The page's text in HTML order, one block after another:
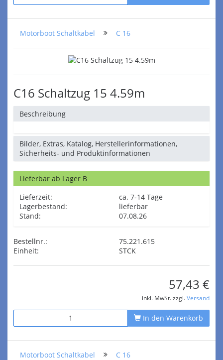
Motorboot Schaltkabel C 16
C16 Schaltzug 15 4.59m
Beschreibung
Bilder, Extras, Katalog, Herstellerinformationen,
Sicherheits- und Produktinformationen
Lieferbar ab Lager B
Lieferzeit:
ca. 7-14 Tage
Lagerbestand:
lieferbar
Stand:
07.08.26
Bestellnr.:
75.221.615
Einheit:
STCK
57,43 €
inkl. MwSt. zzgl. Versand
In den Warenkorb
Motorboot Schaltkabel C 16